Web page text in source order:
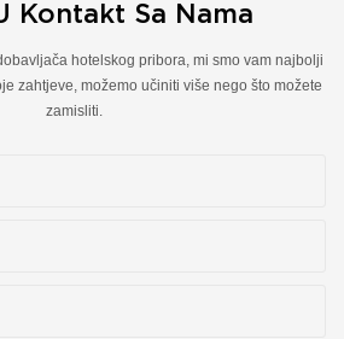
Kontakt Sa Nama
hotelskog pribora, mi smo vam najbolji
zahtjeve, možemo učiniti više nego što možete
zamisliti.